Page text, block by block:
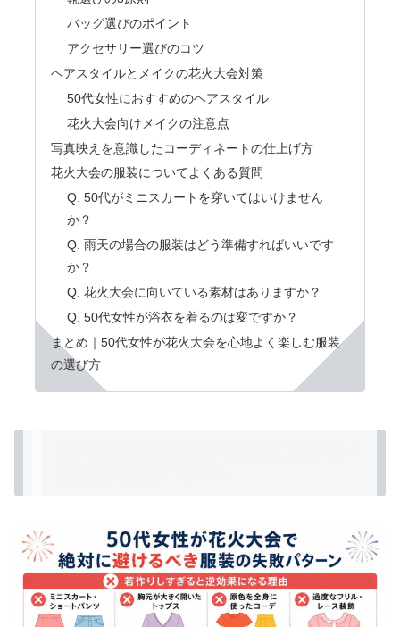
バッグ選びのポイント
アクセサリー選びのコツ
ヘアスタイルとメイクの花火大会対策
50代女性におすすめのヘアスタイル
花火大会向けメイクの注意点
写真映えを意識したコーディネートの仕上げ方
花火大会の服装についてよくある質問
Q. 50代がミニスカートを穿いてはいけません
か？
Q. 雨天の場合の服装はどう準備すればいいです
か？
Q. 花火大会に向いている素材はありますか？
Q. 50代女性が浴衣を着るのは変ですか？
まとめ｜50代女性が花火大会を心地よく楽しむ服装
の選び方